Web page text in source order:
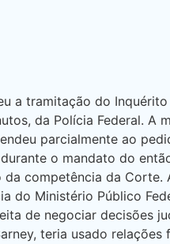
a tramitação do Inquérito
da Polícia Federal. A
parcialmente ao
o mandato do
competência da Corte.
do Ministério Público
de negociar decisões
teria usado relações